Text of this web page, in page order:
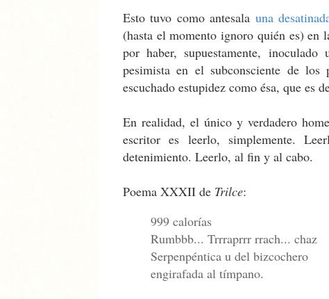
Esto tuvo como antesala una
(hasta el momento ignoro quién es)
por haber, supuestamente,
pesimista en el subconsciente de los
escuchado estupidez como ésa, que es
En realidad, el único y verdadero
escritor es leerlo, simplemente.
detenimiento. Leerlo, al fin y al cabo.
Poema XXXII de Trilce:
999 calorías
Rumbbb... Trrraprrr rrach... chaz
Serpenpéntica u del bizcochero
engirafada al tímpano.